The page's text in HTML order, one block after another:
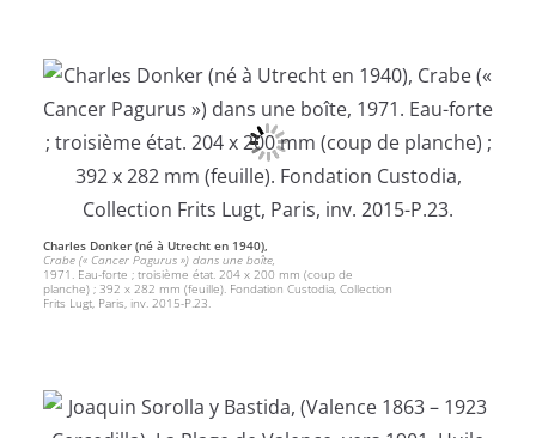
Charles Donker (né à Utrecht en 1940),
Crabe (« Cancer Pagurus ») dans une boîte,
1971. Eau-forte ; troisième état. 204 x 200 mm (coup de
planche) ; 392 x 282 mm (feuille). Fondation Custodia, Collection
Frits Lugt, Paris, inv. 2015-P.23.